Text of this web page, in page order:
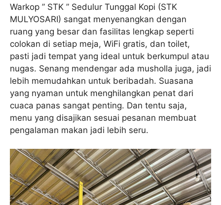
Warkop ” STK ” Sedulur Tunggal Kopi (STK
MULYOSARI) sangat menyenangkan dengan
ruang yang besar dan fasilitas lengkap seperti
colokan di setiap meja, WiFi gratis, dan toilet,
pasti jadi tempat yang ideal untuk berkumpul atau
nugas. Senang mendengar ada musholla juga, jadi
lebih memudahkan untuk beribadah. Suasana
yang nyaman untuk menghilangkan penat dari
cuaca panas sangat penting. Dan tentu saja,
menu yang disajikan sesuai pesanan membuat
pengalaman makan jadi lebih seru.